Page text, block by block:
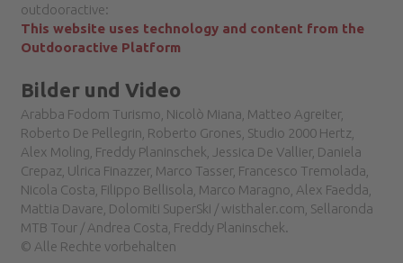
outdooractive:
This website uses technology and content from the
Outdooractive Platform
Bilder und Video
Arabba Fodom Turismo, Nicolò Miana, Matteo Agreiter,
Roberto De Pellegrin, Roberto Grones, Studio 2000 Hertz,
Alex Moling, Freddy Planinschek, Jessica De Vallier, Daniela
Crepaz, Ulrica Finazzer, Marco Tasser, Francesco Tremolada,
Nicola Costa, Filippo Bellisola, Marco Maragno, Alex Faedda,
Mattia Davare, Dolomiti SuperSki / wisthaler.com, Sellaronda
MTB Tour / Andrea Costa, Freddy Planinschek.
© Alle Rechte vorbehalten